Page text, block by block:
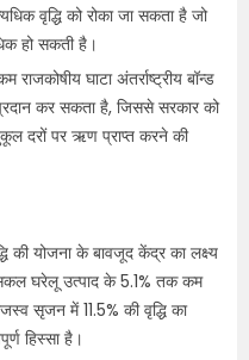
वृद्धि को रोका जा सकता है जो
हो सकती है।
राजकोषीय घाटा अंतर्राष्ट्रीय बॉन्ड
कर सकता है, जिससे सरकार को
दरों पर ऋण प्राप्त करने की
की योजना के बावजूद केंद्र का लक्ष्य
घरेलू उत्पाद के 5.1% तक कम
सृजन में 11.5% की वृद्धि का
हिस्सा है।